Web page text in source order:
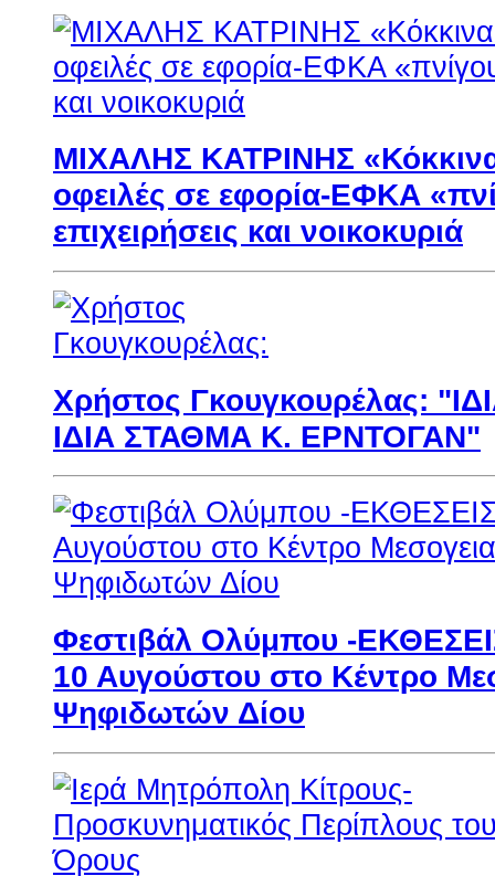
ΜΙΧΑΛΗΣ ΚΑΤΡΙΝΗΣ
οφειλές σε εφορία-ΕΦΚΑ
επιχειρήσεις και νοικοκυριά
Χρήστος Γκουγκουρέλας:
ΙΔΙΑ ΣΤΑΘΜΑ Κ. ΕΡΝΤΟΓΑΝ"
Φεστιβάλ Ολύμπου -
10 Αυγούστου στο Κέντρο
Ψηφιδωτών Δίου